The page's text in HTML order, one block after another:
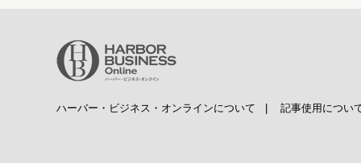
ハーバー・ビジネス・オンラインについて 記事使用につい